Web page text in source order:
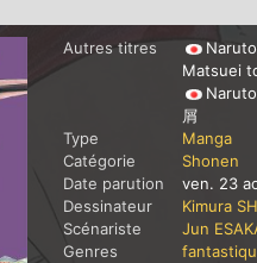
Autres titres
Matsuei
屑
Type
Manga
Catégorie
Shonen
Date parution
ven. 23
Dessinateur
Kimura
Scénariste
Jun
Genres